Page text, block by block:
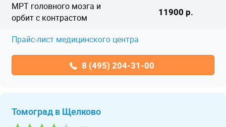
МРТ головного мозга и
орбит с контрастом
11900 р.
Прайс-лист медицинского центра
8 (495) 204-31-00
Томоград в Щелково